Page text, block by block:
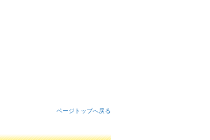
ページトップへ戻る